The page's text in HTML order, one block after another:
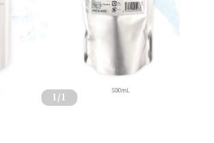
1 /1